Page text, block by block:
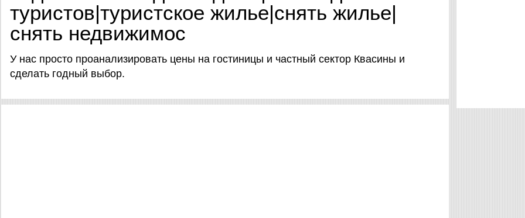
туристов|туристское жилье|снять жилье|
снять недвижимос
У нас просто проанализировать цены на гостиницы и частный сектор Квасины и
сделать годный выбор.